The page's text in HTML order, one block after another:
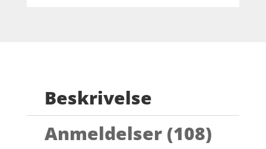
Beskrivelse
Anmeldelser (108)